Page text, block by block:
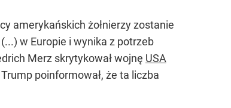
amerykańskich żołnierzy zostanie
w Europie i wynika z potrzeb
Merz skrytykował wojnę USA
poinformował, że ta liczba